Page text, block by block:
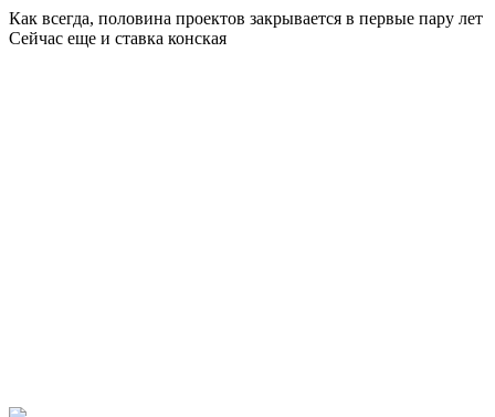
Как всегда, половина проектов закрывается в первые пару лет
Сейчас еще и ставка конская